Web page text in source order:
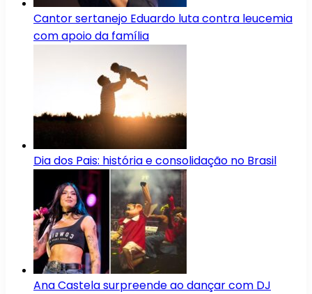
Cantor sertanejo Eduardo luta contra leucemia
com apoio da família
Dia dos Pais: história e consolidação no Brasil
Ana Castela surpreende ao dançar com DJ